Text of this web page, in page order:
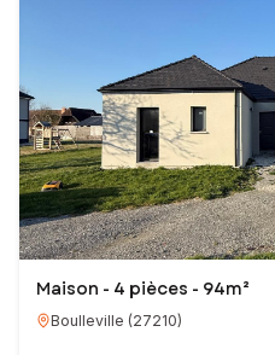
Maison - 4 pièces - 94m²
Boulleville (27210)